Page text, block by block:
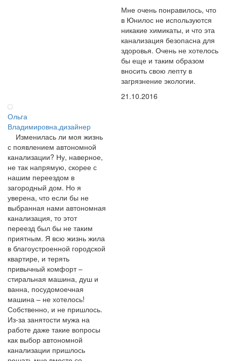
Мне очень понравилось, что
в Юнилос не используются
никакие химикаты, и что эта
канализация безопасна для
здоровья. Очень не хотелось
бы еще и таким образом
вносить свою лепту в
загрязнение экологии.
21.10.2016
Ольга
Владимировна,дизайнер
Изменилась ли моя жизнь
с появлением автономной
канализации? Ну, наверное,
не так напрямую, скорее с
нашим переездом в
загородный дом. Но я
уверена, что если бы не
выбранная нами автономная
канализация, то этот
переезд был бы не таким
приятным. Я всю жизнь жила
в благоустроенной городской
квартире, и терять
привычный комфорт –
стиральная машина, душ и
ванна, посудомоечная
машина – не хотелось!
Собственно, и не пришлось.
Из-за занятости мужа на
работе даже такие вопросы
как выбор автономной
канализации пришлось